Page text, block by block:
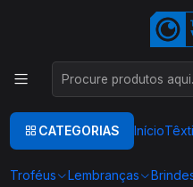
CATEGORIAS Início
Troféus Lembranças
Este é o
CANETAS